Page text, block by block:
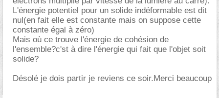
L'énergie potentiel pour un solide indéformable est dit
nul(en fait elle est constante mais on suppose cette
constante égal à zéro)
Mais où ce trouve l'énergie de cohésion de
l'ensemble?c'st à dire l'énergie qui fait que l'objet soit
solide?
Désolé je dois partir je reviens ce soir.Merci beaucoup